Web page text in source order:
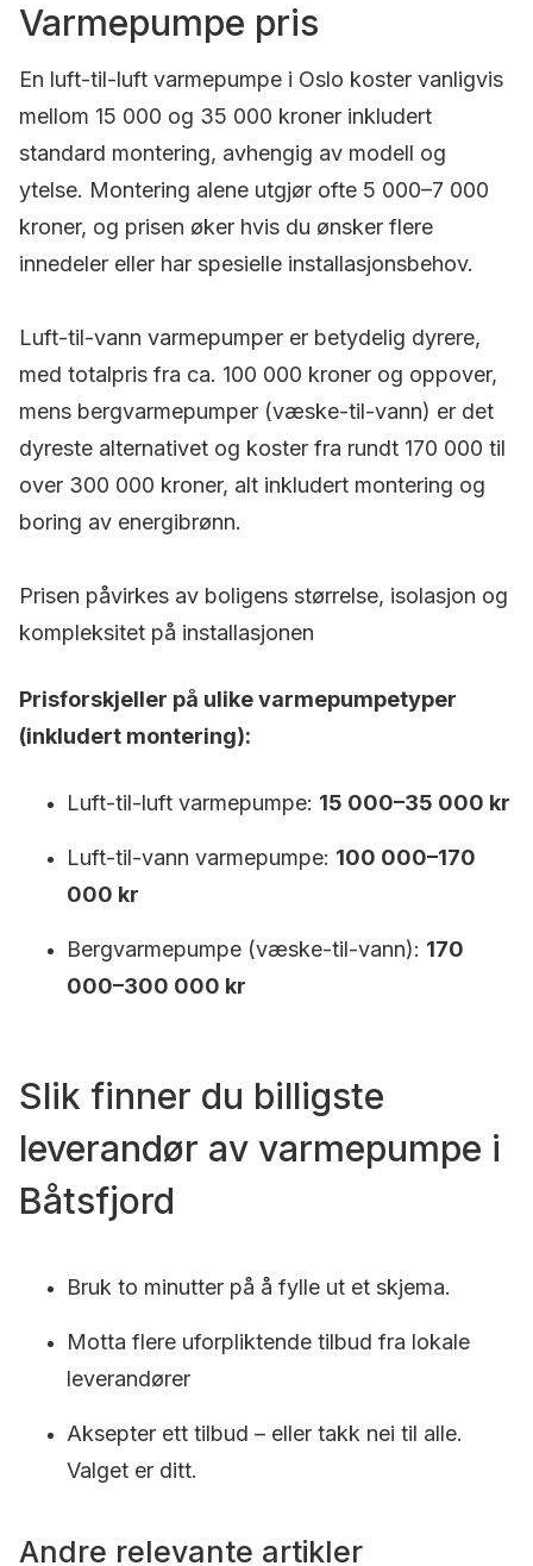
Varmepumpe pris
En luft-til-luft varmepumpe i Oslo koster vanligvis
mellom 15 000 og 35 000 kroner inkludert
standard montering, avhengig av modell og
ytelse. Montering alene utgjør ofte 5 000–7 000
kroner, og prisen øker hvis du ønsker flere
innedeler eller har spesielle installasjonsbehov.
Luft-til-vann varmepumper er betydelig dyrere,
med totalpris fra ca. 100 000 kroner og oppover,
mens bergvarmepumper (væske-til-vann) er det
dyreste alternativet og koster fra rundt 170 000 til
over 300 000 kroner, alt inkludert montering og
boring av energibrønn.
Prisen påvirkes av boligens størrelse, isolasjon og
kompleksitet på installasjonen
Prisforskjeller på ulike varmepumpetyper
(inkludert montering):
Luft-til-luft varmepumpe: 15 000–35 000 kr
Luft-til-vann varmepumpe: 100 000–170
000 kr
Bergvarmepumpe (væske-til-vann): 170
000–300 000 kr
Slik finner du billigste
leverandør av varmepumpe i
Båtsfjord
Bruk to minutter på å fylle ut et skjema.
Motta flere uforpliktende tilbud fra lokale
leverandører
Aksepter ett tilbud – eller takk nei til alle.
Valget er ditt.
Andre relevante artikler